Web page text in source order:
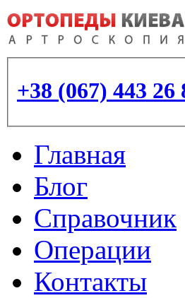
+38 (067) 443 26
Главная
Блог
Справочник
Операции
Контакты